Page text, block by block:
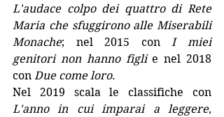
L'audace colpo dei quattro di Rete
Maria che sfuggirono alle Miserabili
Monache; nel 2015 con I miei
genitori non hanno figli e nel 2018
con Due come loro.
L'anno in cui imparai a leggere,